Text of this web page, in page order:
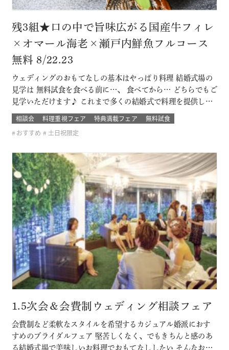
残3組★口の中で旨味広がる国産牛フィレ
×オマール海老×瀬戸内鮮魚フルコース
無料 8/22.23
ウェディングのおもてなしの基本はやっぱり料理 結婚式場の
見学は 無料試食を食べる前に…、 食べてから… どちらでもご
見学いただけます♪ これまで多くの結婚式で料理を提供して
きた セフィロト総料理長が作っているので、この機会に是
非、ご賞味下さいませ(＾＾) 無料試食はセフィロトオリジナ
ルの珠玉の一品。 結婚式に参加したゲストの気分で味わって
相談会 料理重視フェア 特典満載フェア
無料試食
おすすめ
土日祝限定
1.5次会＆会費制ウェディング相談フェア
会費制など柔軟なスタイルを希望するカジュアル婚派におす
すめのブライダルフェア 堅苦しくなく、でもきちんと感のあ
る結婚式場で美味しいお料理でおもてなししたい そんなおふ